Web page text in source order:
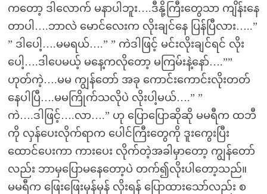
ကတော့ ဒါလောက် မနာပါဘူး….ဒီနို့ကြီးတွေသာ ကျိန်းနေ
တာပါ….ဘာလဲ မောင်လေးက လိုးချင်နေ ပြန်ပြီလား…..”
” ဒါပေါ့….မမရယ်….” ” ကဲဒါဖြင့် မင်းလိုးချင်ရင် လိုး
ပေါ့….ဒါပေမယ့် မနေ့ကလိုတော့ မကြမ်းနဲ့နော်….””
ဟုတ်ကဲ့….မမ ကျွန်တော် အခု ကောင်းကောင်းလိုးတတ်
နေပါပြီ….မမကြိုက်သလိုပဲ လိုးပါ့မယ်….” ”
ကဲ….ဒါဖြင့်….လာ….” ဟု ပြောပြောဆိုဆို မမရီက ထဘီ
ကို လှန်ပေးလိုက်ရာက ပေါင်ကြီးတွေကို ဒူးကွေးပြီး
ထောင်ပေးကာ ကားပေး လိုက်တဲ့အခါမှာတော့ ကျွန်တော်
လည်း ဘာမှပြောမနေတော့ပဲ တက်၍လိုးပါတော့သည်။
မမရီက ဖြေးဖြေးမှန်မှန် လိုးရန် ပြောထားသော်လည်း စ